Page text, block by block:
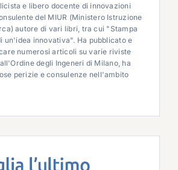
e libero docente di innovazioni
del MIUR (Ministero Istruzione
autore di vari libri, tra cui "Stampa
un'idea innovativa". Ha pubblicato e
numerosi articoli su varie riviste
degli Ingeneri di Milano, ha
perizie e consulenze nell'ambito